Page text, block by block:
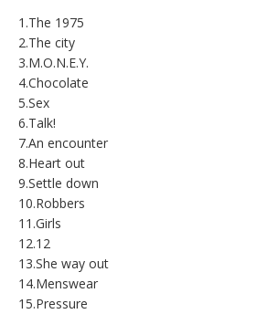
1.The 1975
2.The city
3.M.O.N.E.Y.
4.Chocolate
5.Sex
6.Talk!
7.An encounter
8.Heart out
9.Settle down
10.Robbers
11.Girls
12.12
13.She way out
14.Menswear
15.Pressure